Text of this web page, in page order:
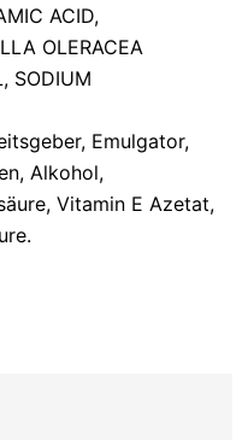
ACID,
OLERACEA
SODIUM
Emulgator,
Alkohol,
Vitamin E Azetat,